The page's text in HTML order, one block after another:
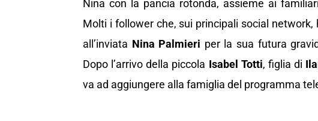
Nina con la pancia rotonda, assieme ai
Molti i follower che, sui principali social
all’inviata Nina Palmieri per la sua futura
Dopo l’arrivo della piccola Isabel Totti, figlia di
va ad aggiungere alla famiglia del programma